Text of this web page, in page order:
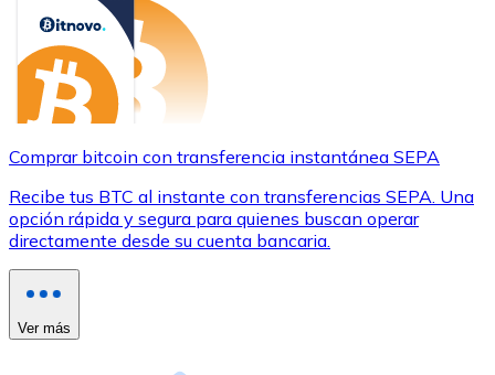
Comprar bitcoin con transferencia instantánea SEPA
Recibe tus BTC al instante con transferencias SEPA. Una
opción rápida y segura para quienes buscan operar
directamente desde su cuenta bancaria.
Ver más